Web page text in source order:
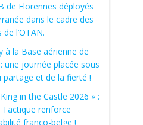
de Florennes déployés
dans le cadre des
l’OTAN.
à la Base aérienne de
une journée placée sous
partage et de la fierté !
in the Castle 2026 » :
Tactique renforce
franco-belge !